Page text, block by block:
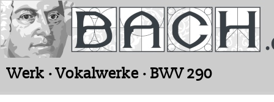
Werk · Vokalwerke · BWV 290